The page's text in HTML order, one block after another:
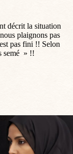
décrit la situation
plaignons pas
pas fini !! Selon
semé » !!